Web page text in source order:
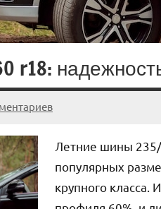
r18:
Летние шины
популярных
крупного класса.